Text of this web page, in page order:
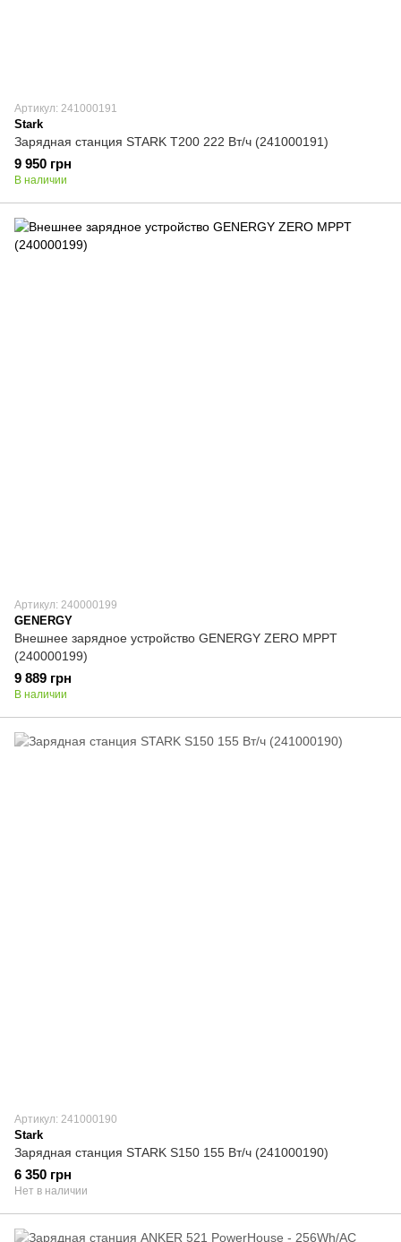
Артикул: 241000191
Stark
Зарядная станция STARK T200 222 Вт/ч (241000191)
9 950 грн
В наличии
Артикул: 240000199
GENERGY
Внешнее зарядное устройство GENERGY ZERO MPPT
(240000199)
9 889 грн
В наличии
Артикул: 241000190
Stark
Зарядная станция STARK S150 155 Вт/ч (241000190)
6 350 грн
Нет в наличии